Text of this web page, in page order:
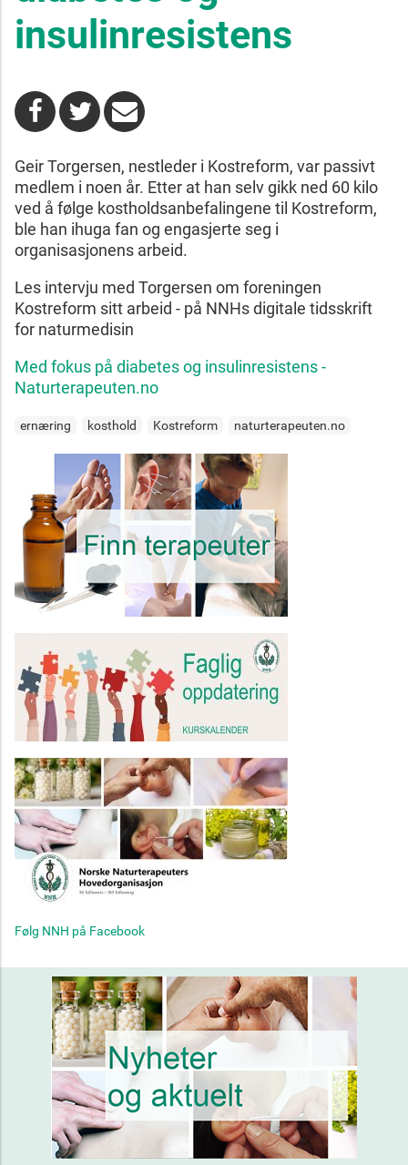
insulinresistens
Geir Torgersen, nestleder i Kostreform, var passivt
medlem i noen år. Etter at han selv gikk ned 60 kilo
ved å følge kostholdsanbefalingene til Kostreform,
ble han ihuga fan og engasjerte seg i
organisasjonens arbeid.
Les intervju med Torgersen om foreningen
Kostreform sitt arbeid - på NNHs digitale tidsskrift
for naturmedisin
Med fokus på diabetes og insulinresistens -
Naturterapeuten.no
ernæring kosthold Kostreform naturterapeuten.no
Følg NNH på Facebook